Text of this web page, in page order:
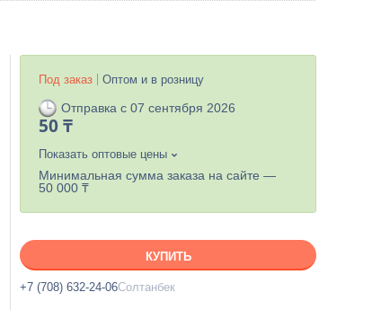
Под заказ Оптом и в розницу
Отправка с 07 сентября 2026
50 ₸
Показать оптовые цены
Минимальная сумма заказа на сайте —
50 000 ₸
КУПИТЬ
+7 (708) 632-24-06Солтанбек